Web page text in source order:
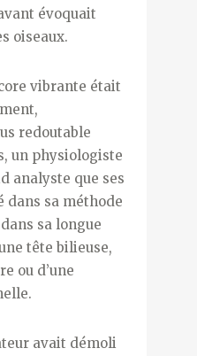
évoquait
oiseaux.
vibrante était
redoutable
un physiologiste
analyste que ses
dans sa méthode
sa longue
tête bilieuse,
ou d’une
avait démoli